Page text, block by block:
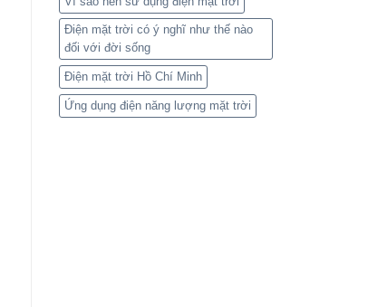
Điện mặt trời có ý nghĩ như thế nào
đối với đời sống
Điện mặt trời Hồ Chí Minh
Ứng dụng điện năng lượng mặt trời